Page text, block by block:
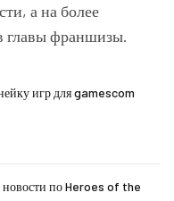
а на более
главы франшизы.
игр для gamescom
новости по Heroes of the